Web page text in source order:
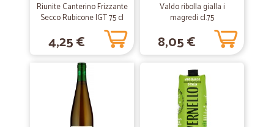
31/03/2020
Nicoletta I.
Ottimo servizio soprattutto in questo…
Ottimo servizio soprattutto in questo periodo complicato .
—
Riunite Canterino Frizzante
Secco Rubicone IGT 75 cl
4,25 €
Valdo ribolla gialla i
magredi cl.75
8,05 €